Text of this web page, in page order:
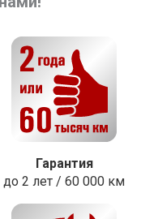
Гарантия
до 2 лет / 60 000 км